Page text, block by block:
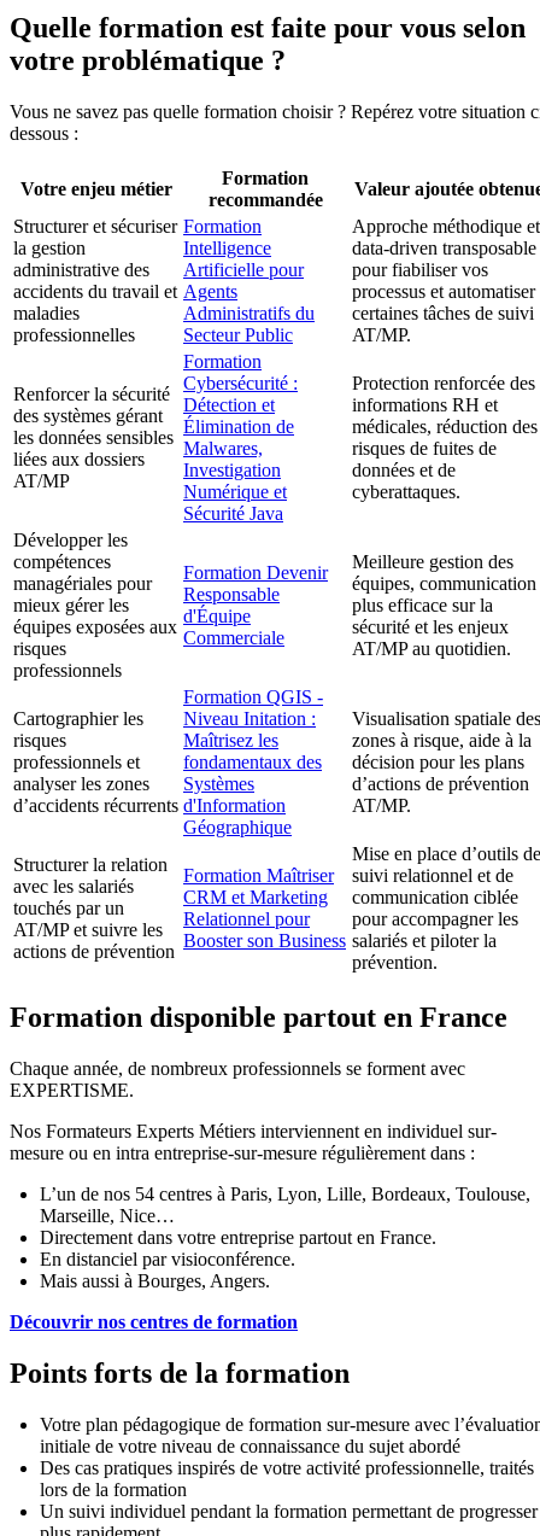
Quelle formation est faite pour vous selon
votre problématique ?
Vous ne savez pas quelle formation choisir ? Repérez votre situation
dessous :
Votre enjeu métier
Formation
recommandée
Valeur ajoutée
Structurer et sécuriser
la gestion
administrative des
accidents du travail et
maladies
professionnelles
Formation
Intelligence
Artificielle pour
Agents
Administratifs du
Secteur Public
Approche méthodique et
data-driven transposable
pour fiabiliser vos
processus et automatiser
certaines tâches de suivi
AT/MP.
Renforcer la sécurité
des systèmes gérant
les données sensibles
liées aux dossiers
AT/MP
Formation
Cybersécurité :
Détection et
Élimination de
Malwares,
Investigation
Numérique et
Sécurité Java
Protection renforcée des
informations RH et
médicales, réduction des
risques de fuites de
données et de
cyberattaques.
Développer les
compétences
managériales pour
mieux gérer les
équipes exposées aux
risques
professionnels
Formation Devenir
Responsable
d'Équipe
Commerciale
Meilleure gestion des
équipes, communication
plus efficace sur la
sécurité et les enjeux
AT/MP au quotidien.
Cartographier les
risques
professionnels et
analyser les zones
d’accidents récurrents
Formation QGIS -
Niveau Initation :
Maîtrisez les
fondamentaux des
Systèmes
d'Information
Géographique
Visualisation spatiale des
zones à risque, aide à la
décision pour les plans
d’actions de prévention
AT/MP.
Structurer la relation
avec les salariés
touchés par un
AT/MP et suivre les
actions de prévention
Formation Maîtriser
CRM et Marketing
Relationnel pour
Booster son Business
Mise en place d’outils de
suivi relationnel et de
communication ciblée
pour accompagner les
salariés et piloter la
prévention.
Formation disponible partout en France
Chaque année, de nombreux professionnels se forment avec
EXPERTISME.
Nos Formateurs Experts Métiers interviennent en individuel sur-
mesure ou en intra entreprise-sur-mesure régulièrement dans :
L’un de nos 54 centres à Paris, Lyon, Lille, Bordeaux, Toulouse,
Marseille, Nice…
Directement dans votre entreprise partout en France.
En distanciel par visioconférence.
Mais aussi à Bourges, Angers.
Découvrir nos centres de formation
Points forts de la formation
Votre plan pédagogique de formation sur-mesure avec
initiale de votre niveau de connaissance du sujet abordé
Des cas pratiques inspirés de votre activité professionnelle, traités
lors de la formation
Un suivi individuel pendant la formation permettant de progresser